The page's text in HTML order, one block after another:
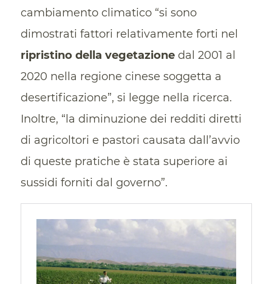
cambiamento climatico “si sono
dimostrati fattori relativamente forti nel
ripristino della vegetazionedal 2001 al
2020 nella regione cinese soggetta a
desertificazione”, si legge nella ricerca.
Inoltre, “la diminuzione dei redditi diretti
di agricoltori e pastori causata dall’avvio
di queste pratiche è stata superiore ai
sussidi forniti dal governo”.